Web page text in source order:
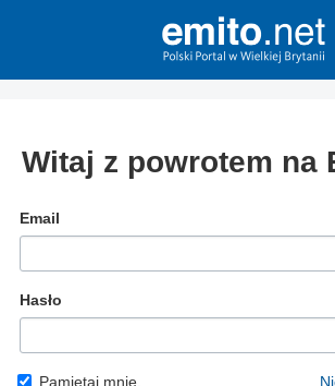
Witaj z powrotem na
Email
Hasło
Pamiętaj mnie.